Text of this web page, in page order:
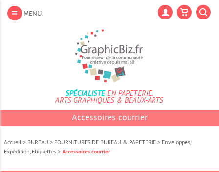
contenu
Aller
MENU
SPÉCIALISTEEN PAPETERIE,
ARTS GRAPHIQUES & BEAUX-ARTS
Accessoires courrier
Accueil > BUREAU > FOURNITURES DE BUREAU & PAPETERIE > Enveloppes,
Expédition, Etiquettes > Accessoires courrier